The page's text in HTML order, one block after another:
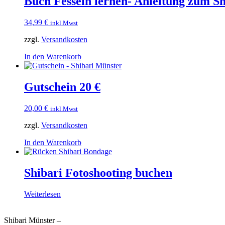
34,99 € inkl.Mwst
zzgl. Versandkosten
In den Warenkorb
Gutschein 20 €
20,00 € inkl.Mwst
zzgl. Versandkosten
In den Warenkorb
Shibari Fotoshooting buchen
Weiterlesen
Shibari Münster –